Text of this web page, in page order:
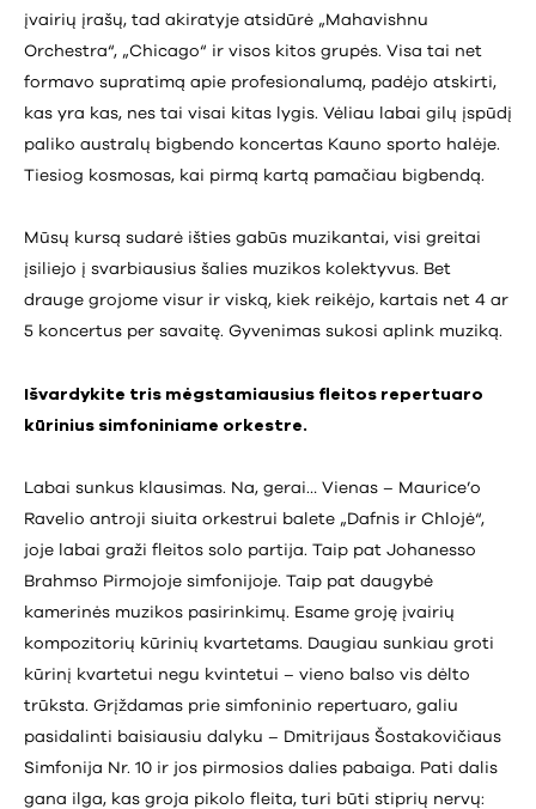
įvairių įrašų, tad akiratyje atsidūrė „Mahavishnu
Orchestra“, „Chicago“ ir visos kitos grupės. Visa tai net
formavo supratimą apie profesionalumą, padėjo atskirti,
kas yra kas, nes tai visai kitas lygis. Vėliau labai gilų įspūdį
paliko australų bigbendo koncertas Kauno sporto halėje.
Tiesiog kosmosas, kai pirmą kartą pamačiau bigbendą.
Mūsų kursą sudarė išties gabūs muzikantai, visi greitai
įsiliejo į svarbiausius šalies muzikos kolektyvus. Bet
drauge grojome visur ir viską, kiek reikėjo, kartais net 4 ar
5 koncertus per savaitę. Gyvenimas sukosi aplink muziką.
Išvardykite tris mėgstamiausius fleitos repertuaro
kūrinius simfoniniame orkestre.
Labai sunkus klausimas. Na, gerai… Vienas – Maurice’o
Ravelio antroji siuita orkestrui balete „Dafnis ir Chlojė“,
joje labai graži fleitos solo partija. Taip pat Johanesso
Brahmso Pirmojoje simfonijoje. Taip pat daugybė
kamerinės muzikos pasirinkimų. Esame groję įvairių
kompozitorių kūrinių kvartetams. Daugiau sunkiau groti
kūrinį kvartetui negu kvintetui – vieno balso vis dėlto
trūksta. Grįždamas prie simfoninio repertuaro, galiu
pasidalinti baisiausiu dalyku – Dmitrijaus Šostakovičiaus
Simfonija Nr. 10 ir jos pirmosios dalies pabaiga. Pati dalis
gana ilga, kas groja pikolo fleita, turi būti stiprių nervų: